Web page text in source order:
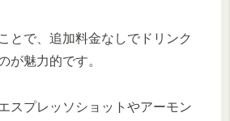
とで、追加料金なしでドリンク
が魅力的です。
スプレッソショットやアーモン